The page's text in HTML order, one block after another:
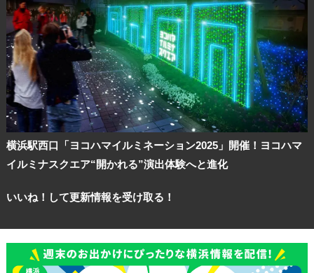
横浜駅西口「ヨコハマイルミネーション2025」開催！ヨコハマ
イルミナスクエア“開かれる”演出体験へと進化
いいね！して更新情報を受け取る！